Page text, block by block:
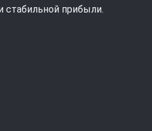
стабильной прибыли.